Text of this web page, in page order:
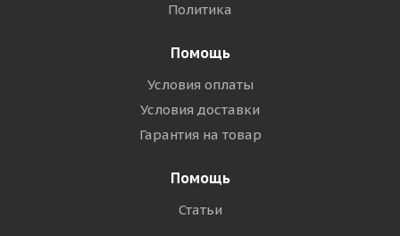
Политика
Помощь
Условия оплаты
Условия доставки
Гарантия на товар
Помощь
Статьи